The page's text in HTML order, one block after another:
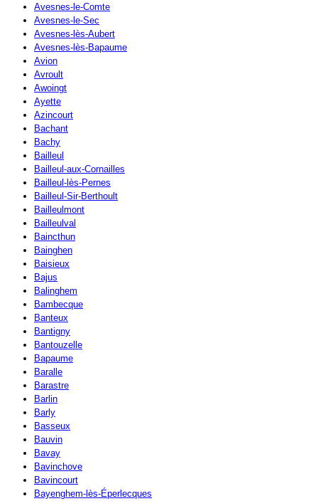
Avesnes-le-Comte
Avesnes-le-Sec
Avesnes-lès-Aubert
Avesnes-lès-Bapaume
Avion
Avroult
Awoingt
Ayette
Azincourt
Bachant
Bachy
Bailleul
Bailleul-aux-Cornailles
Bailleul-lès-Pernes
Bailleul-Sir-Berthoult
Bailleulmont
Bailleulval
Baincthun
Bainghen
Baisieux
Bajus
Balinghem
Bambecque
Banteux
Bantigny
Bantouzelle
Bapaume
Baralle
Barastre
Barlin
Barly
Basseux
Bauvin
Bavay
Bavinchove
Bavincourt
Bayenghem-lès-Éperlecques